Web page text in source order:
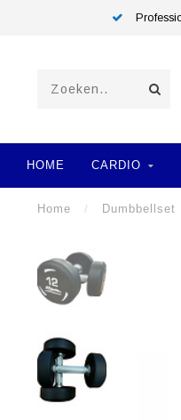
HOME CARDIO
Home / Dumbbellset